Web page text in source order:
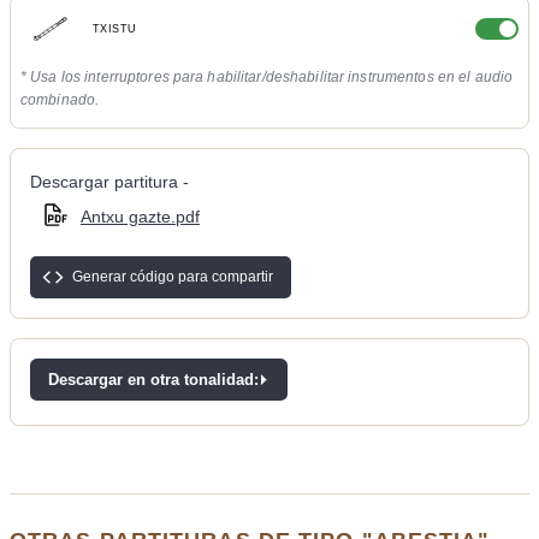
TXISTU
* Usa los interruptores para habilitar/deshabilitar instrumentos en el audio
combinado.
Descargar partitura -
Antxu gazte.pdf
Generar código para compartir
Descargar en otra tonalidad: